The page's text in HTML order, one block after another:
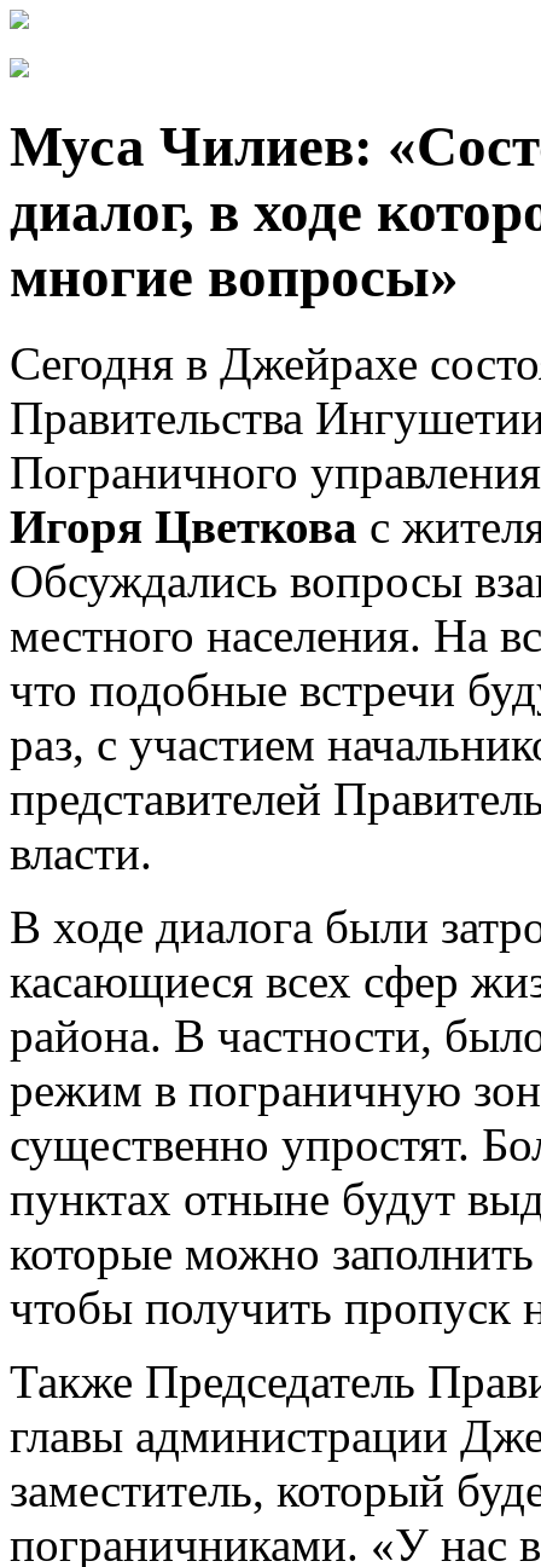
Муса Чилиев:
диалог, в ходе
многие вопросы»
Сегодня в Джейрахе
Правительства
Пограничного
Игоря Цветкова с
Обсуждались вопросы
местного населения. На
что подобные встречи
раз, с участием
представителей
власти.
В ходе диалога были
касающиеся всех сфер
района. В частности,
режим в пограничную
существенно упроcтят.
пунктах отныне будут
которые можно
чтобы получить пропуск
Также Председатель
главы администрации
заместитель, который
пограничниками. «У нас